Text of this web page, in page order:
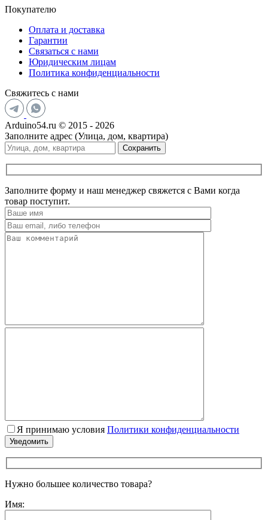
Покупателю
Оплата и доставка
Гарантии
Связаться с нами
Юридическим лицам
Политика конфиденциальности
Свяжитесь с нами
Arduino54.ru © 2015 - 2026
Заполните адрес (Улица, дом, квартира)
Сохранить
Заполните форму и наш менеджер свяжется с Вами когда
товар поступит.
Я принимаю условия Политики конфиденциальности
Нужно большее количество товара?
Имя: